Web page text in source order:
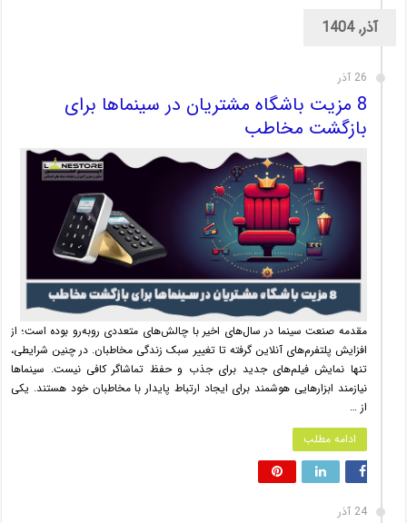
آذر, 1404
26 آذر
8 مزیت باشگاه مشتریان در سینماها برای
بازگشت مخاطب
مقدمه صنعت سینما در سال‌های اخیر با چالش‌های متعددی روبه‌رو بوده است؛ از
افزایش پلتفرم‌های آنلاین گرفته تا تغییر سبک زندگی مخاطبان. در چنین شرایطی،
تنها نمایش فیلم‌های جدید برای جذب و حفظ تماشاگر کافی نیست. سینماها
نیازمند ابزارهایی هوشمند برای ایجاد ارتباط پایدار با مخاطبان خود هستند. یکی
از …
ادامه مطلب
24 آذر